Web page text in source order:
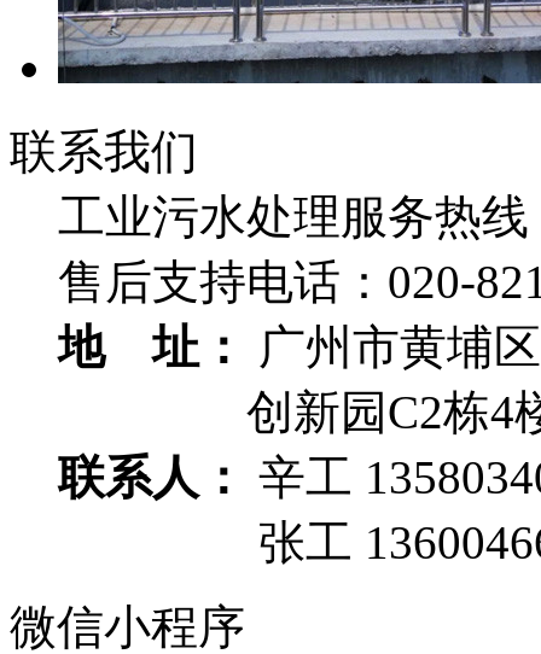
联系我们
工业污水处理服务热线
售后支持电话： 020-
地 址：
广州市黄埔
创新园C2栋4
联系人： 辛工
张工
微信小程序